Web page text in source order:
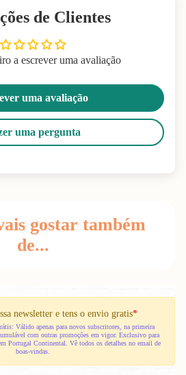
de Clientes
a escrever uma avaliação
uma avaliação
uma pergunta
gostar também
de...
newsletter e tens o envio gratis*
Válido apenas para novos subscritores, na primeira
com outras promoções em vigor. Exclusivo para
Portugal Continental. Vê todos os detalhes no email de
boas-vindas.